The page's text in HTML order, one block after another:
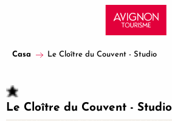
principal
Casa Le Cloître du Couvent - Studio
Le Cloître du Couvent - Studio